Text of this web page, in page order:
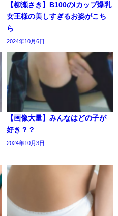
【柳瀬さき】B100のIカップ爆乳
女王様の美しすぎるお姿がこち
ら
2024年10月6日
【画像大量】みんなはどの子が
好き？？
2024年10月3日